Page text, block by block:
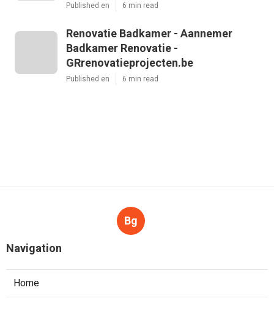
Published en 6 min read
Renovatie Badkamer - Aannemer
Badkamer Renovatie -
GRrenovatieprojecten.be
Published en 6 min read
Bg
Navigation
Home